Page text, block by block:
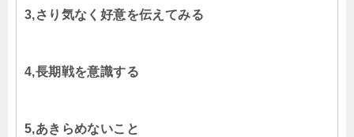
3,さり気なく好意を伝えてみる
4,長期戦を意識する
5,あきらめないこと